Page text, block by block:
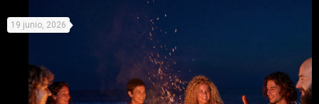
el Mundial
19 junio, 2026